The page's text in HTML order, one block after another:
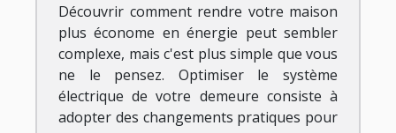
Découvrir comment rendre votre maison
plus économe en énergie peut sembler
complexe, mais c'est plus simple que vous
ne le pensez. Optimiser le système
électrique de votre demeure consiste à
adopter des changements pratiques pour